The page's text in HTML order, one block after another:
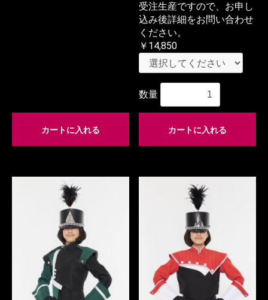
カートに入れる
受注生産ですので、お申し
込み後詳細をお問い合わせ
ください。
￥14,850
数量
カートに入れる